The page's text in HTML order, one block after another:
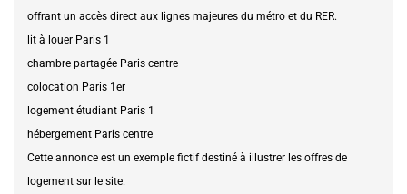
offrant un accès direct aux lignes majeures du métro et du RER.
lit à louer Paris 1
chambre partagée Paris centre
colocation Paris 1er
logement étudiant Paris 1
hébergement Paris centre
Cette annonce est un exemple fictif destiné à illustrer les offres de
logement sur le site.